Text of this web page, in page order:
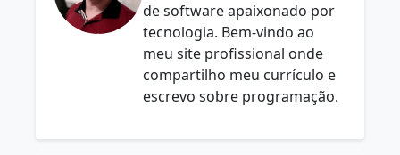
de software apaixonado por
tecnologia. Bem-vindo ao
meu site profissional onde
compartilho meu currículo e
escrevo sobre programação.